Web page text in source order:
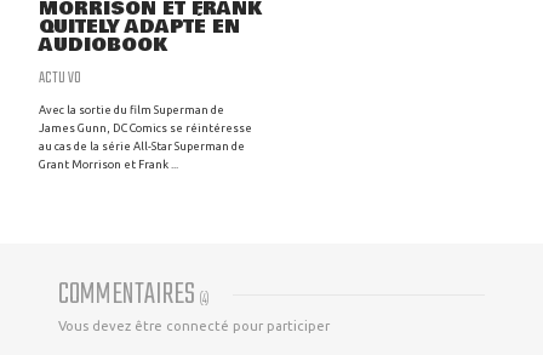
MORRISON ET FRANK
QUITELY ADAPTÉ EN
AUDIOBOOK
ACTU VO
Avec la sortie du film Superman de
James Gunn, DC Comics se réintéresse
au cas de la série All-Star Superman de
Grant Morrison et Frank ...
COMMENTAIRES (4)
Vous devez être connecté pour participer